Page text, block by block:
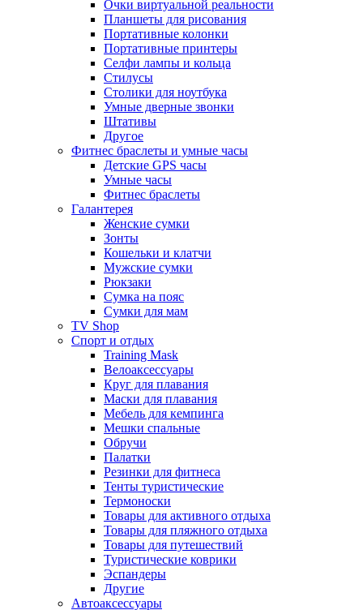
Очки виртуальной реальности
Планшеты для рисования
Портативные колонки
Портативные принтеры
Селфи лампы и кольца
Стилусы
Столики для ноутбука
Умные дверные звонки
Штативы
Другое
Фитнес браслеты и умные часы
Детские GPS часы
Умные часы
Фитнес браслеты
Галантерея
Женские сумки
Зонты
Кошельки и клатчи
Мужские сумки
Рюкзаки
Сумка на пояс
Сумки для мам
TV Shop
Спорт и отдых
Training Mask
Велоаксессуары
Круг для плавания
Маски для плавания
Мебель для кемпинга
Мешки спальные
Обручи
Палатки
Резинки для фитнеса
Тенты туристические
Термоноски
Товары для активного отдыха
Товары для пляжного отдыха
Товары для путешествий
Туристические коврики
Эспандеры
Другие
Автоаксессуары